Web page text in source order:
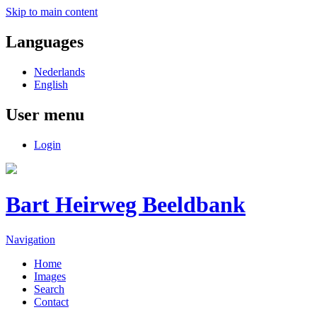
Skip to main content
Languages
Nederlands
English
User menu
Login
Bart Heirweg Beeldbank
Navigation
Home
Images
Search
Contact